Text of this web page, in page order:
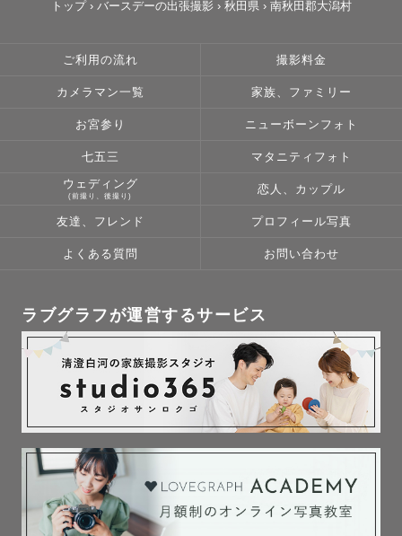
トップ› バースデーの出張撮影 › 秋田県› 南秋田郡大潟村
ご利用の流れ 撮影料金
カメラマン一覧 家族、ファミリー
お宮参り ニューボーンフォト
七五三 マタニティフォト
ウェディング
(前撮り、後撮り)
恋人、カップル
友達、フレンド プロフィール写真
よくある質問 お問い合わせ
ラブグラフが運営するサービス